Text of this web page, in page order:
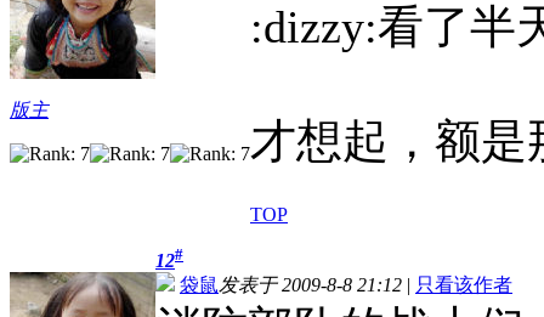
版主
:dizzy:看了半
才想起，额是
TOP
12#
袋鼠发表于 2009-8-8 21:12 | 只看该作者